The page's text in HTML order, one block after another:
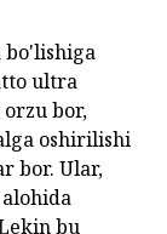
bo'lishiga
ultra
bor,
oshirilishi
bor. Ular,
bu